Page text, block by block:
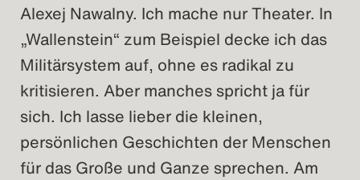
Alexej Nawalny. Ich mache nur Theater. In
„Wallenstein“ zum Beispiel decke ich das
Militärsystem auf, ohne es radikal zu
kritisieren. Aber manches spricht ja für
sich. Ich lasse lieber die kleinen,
persönlichen Geschichten der Menschen
für das Große und Ganze sprechen. Am